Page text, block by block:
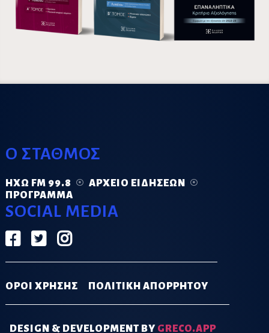
Ο ΣΤΑΘΜΟΣ
ΗΧΏ FM 99.8
ΑΡΧΕΊΟ ΕΙΔΉΣΕΩΝ
ΠΡΌΓΡΑΜΜΑ
SOCIAL MEDIA
ΟΡΟΙ ΧΡΗΣΗΣ ΠΟΛΙΤΙΚΗ ΑΠΟΡΡΗΤΟΥ
DESIGN & DEVELOPMENT BY GRECO.APP